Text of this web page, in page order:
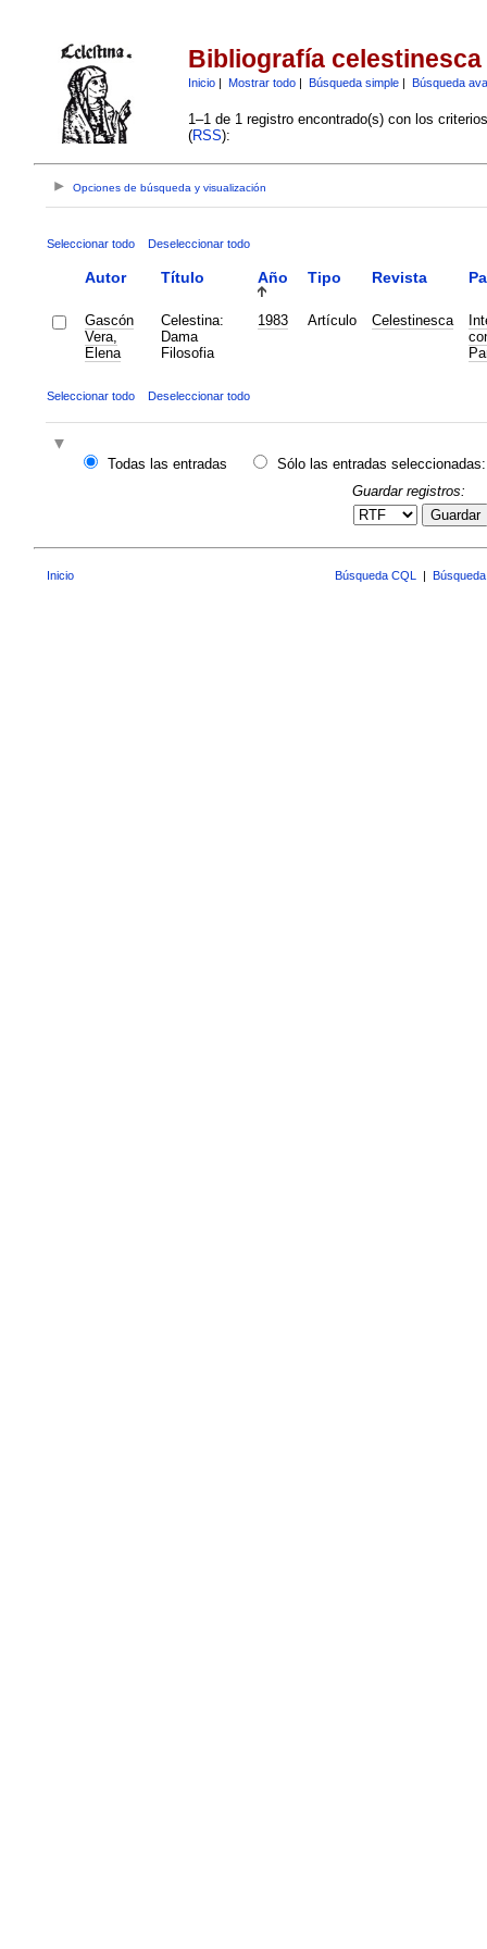
Bibliografía celestinesca
Inicio| Mostrar todo| Búsqueda simple| Búsqueda
1–1 de 1 registro encontrado(s) con los
(RSS):
Opciones de búsqueda y visualización
Seleccionar todo Deseleccionar todo
Autor Título Año Tipo Revista
Gascón
Vera,
Elena
Celestina:
Dama
Filosofia
1983 Artículo Celestinesca
Seleccionar todo Deseleccionar todo
Todas las entradas
Sólo las entradas seleccionadas:
Guardar registros:
Guardar
Inicio Búsqueda CQL